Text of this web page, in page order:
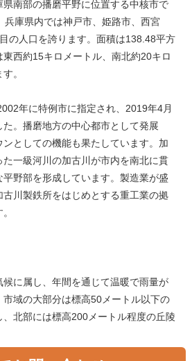
南部の播磨平野に位置する中核市で
兵庫県内では神戸市、姫路市、西宮
の人口を誇ります。面積は138.48平方
西約15キロメートル、南北約20キロ
。
年に特例市に指定され、2019年4月
。播磨地方の中心都市として発展
ンとしての機能も果たしています。加
一級河川の加古川が市内を南北に貫
野部を形成しています。製造業が盛
古川製鉄所をはじめとする重工業の拠
に属し、年間を通じて温暖で雨量が
域の大部分は標高50メートル以下の
北部には標高200メートル程度の丘陵